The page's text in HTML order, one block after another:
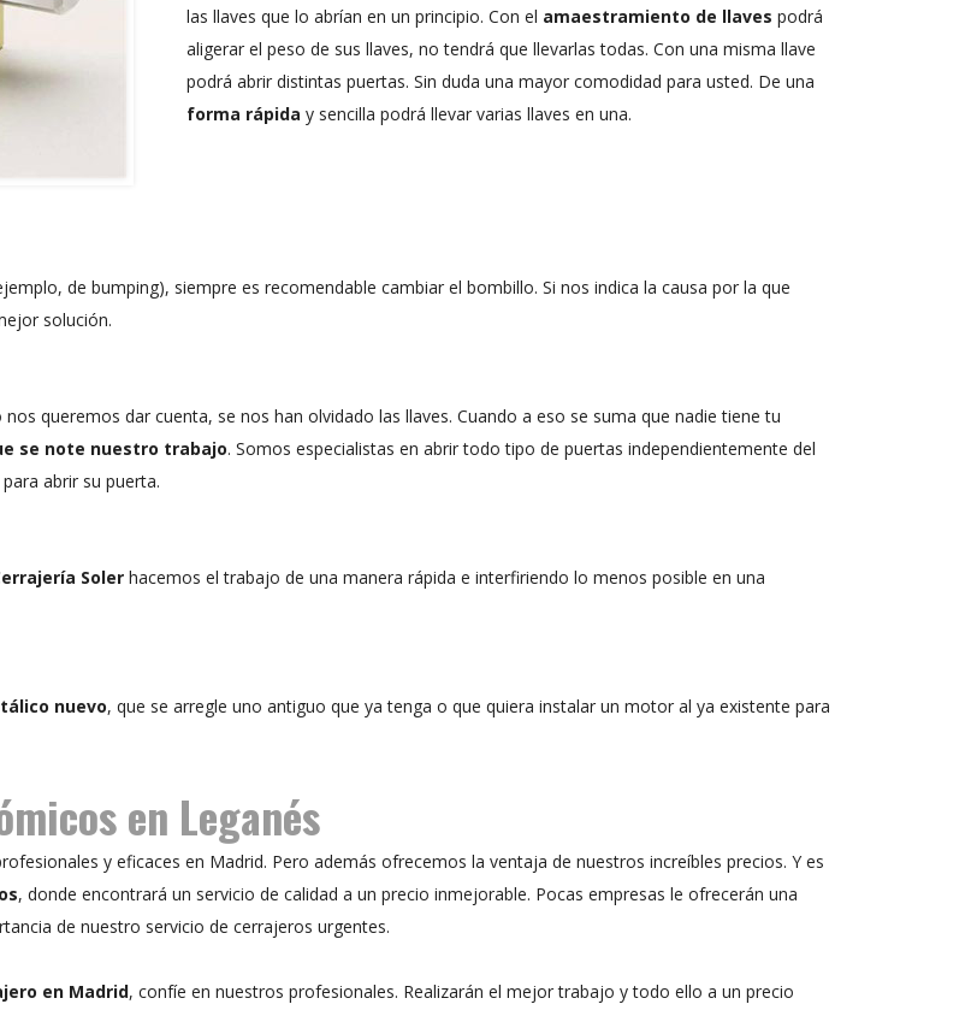
las llaves que lo abrían en un principio. Con el amaestramiento de llaves podrá
aligerar el peso de sus llaves, no tendrá que llevarlas todas. Con una misma llave
podrá abrir distintas puertas. Sin duda una mayor comodidad para usted. De una
forma rápida y sencilla podrá llevar varias llaves en una.
de bumping), siempre es recomendable cambiar el bombillo. Si nos indica la causa por la que
solución.
queremos dar cuenta, se nos han olvidado las llaves. Cuando a eso se suma que nadie tiene tu
se note nuestro trabajo. Somos especialistas en abrir todo tipo de puertas independientemente del
abrir su puerta.
Soler hacemos el trabajo de una manera rápida e interfiriendo lo menos posible en una
nuevo, que se arregle uno antiguo que ya tenga o que quiera instalar un motor al ya existente para
en Leganés
y eficaces en Madrid. Pero además ofrecemos la ventaja de nuestros increíbles precios. Y es
, donde encontrará un servicio de calidad a un precio inmejorable. Pocas empresas le ofrecerán una
de nuestro servicio de cerrajeros urgentes.
en Madrid, confíe en nuestros profesionales. Realizarán el mejor trabajo y todo ello a un precio